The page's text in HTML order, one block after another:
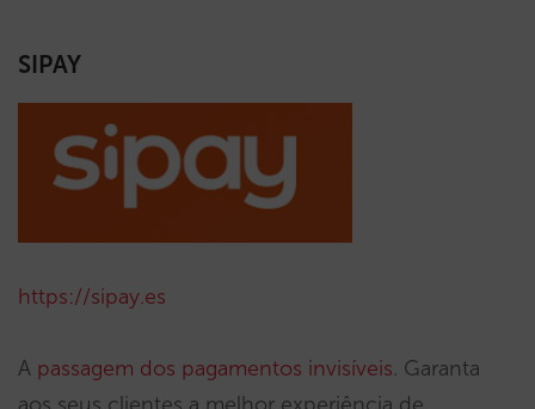
SIPAY
https://sipay.es
A passagem dos pagamentos invisíveis. Garanta